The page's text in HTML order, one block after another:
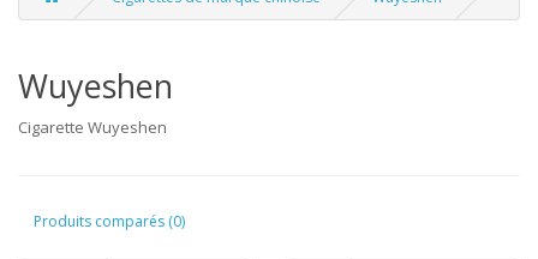
Wuyeshen
Cigarette Wuyeshen
Produits comparés (0)